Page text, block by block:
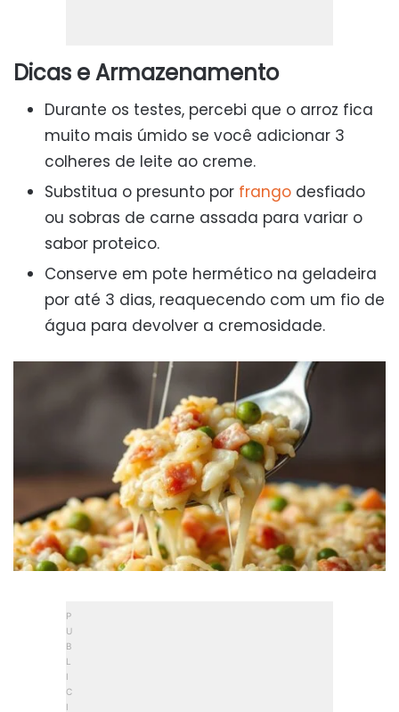
Dicas e Armazenamento
Durante os testes, percebi que o arroz fica
muito mais úmido se você adicionar 3
colheres de leite ao creme.
Substitua o presunto por frango desfiado
ou sobras de carne assada para variar o
sabor proteico.
Conserve em pote hermético na geladeira
por até 3 dias, reaquecendo com um fio de
água para devolver a cremosidade.